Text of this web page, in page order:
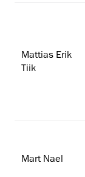
Mattias Erik
Tiik
Mart Nael